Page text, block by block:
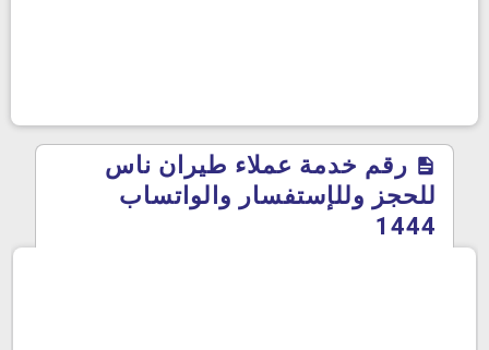
رقم خدمة عملاء طيران ناس
للحجز وللإستفسار والواتساب
1444